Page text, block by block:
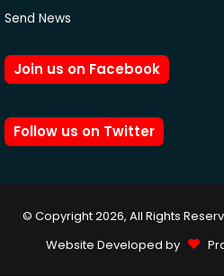
Send News
Join us on Facebook
Follow us on Twitter
© Copyright 2026, All Rights
Website Developed by